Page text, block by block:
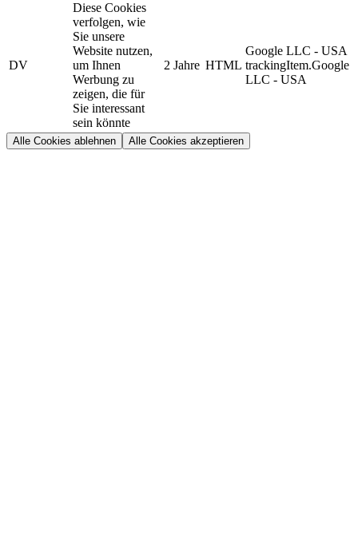
DV
Diese Cookies
verfolgen, wie
Sie unsere
Website nutzen,
um Ihnen
Werbung zu
zeigen, die für
Sie interessant
sein könnte
2 Jahre HTML
Google LLC - USA
trackingItem.Google
LLC - USA
Alle Cookies ablehnen Alle Cookies akzeptieren